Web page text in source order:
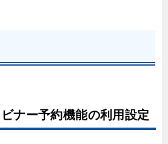
ナー予約機能の利用設定